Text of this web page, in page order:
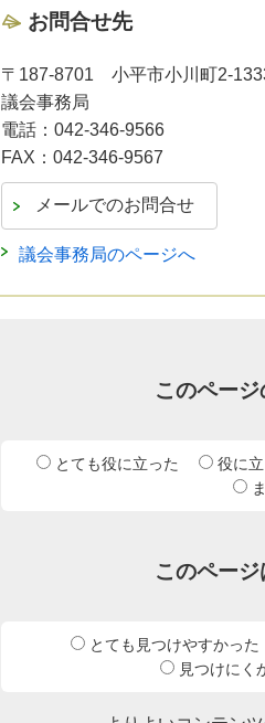
お問合せ先
〒187-8701 小平市小川町2-
議会事務局
電話： 042-346-9566
FAX： 042-346-9567
議会事務局のページへ
このペー
とても役に立った 役に
このペー
とても見つけやすかった
見つけにく